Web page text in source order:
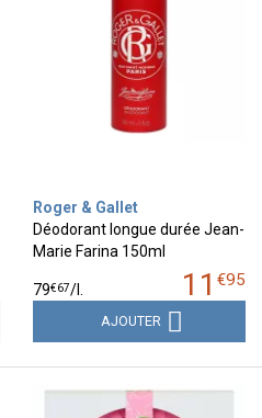
Roger & Gallet
Déodorant longue durée Jean-
Marie Farina 150ml
11 €95
79€67/
AJOUTER